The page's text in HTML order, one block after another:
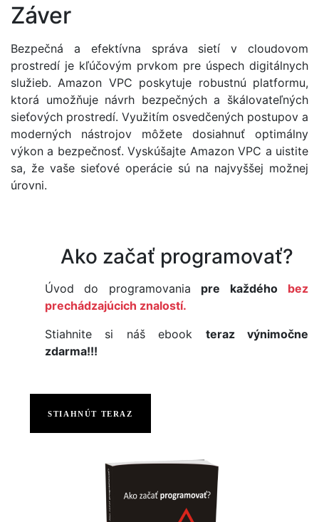
Záver
Bezpečná a efektívna správa sietí v cloudovom
prostredí je kľúčovým prvkom pre úspech digitálnych
služieb. Amazon VPC poskytuje robustnú platformu,
ktorá umožňuje návrh bezpečných a škálovateľných
sieťových prostredí. Využitím osvedčených postupov a
moderných nástrojov môžete dosiahnuť optimálny
výkon a bezpečnosť. Vyskúšajte Amazon VPC a uistite
sa, že vaše sieťové operácie sú na najvyššej možnej
úrovni.
Ako začať programovať?
Úvod do programovania pre každého
bez
prechádzajúcich znalostí.
Stiahnite si náš ebook teraz výnimočne
zdarma!!!
STIAHNÚT TERAZ